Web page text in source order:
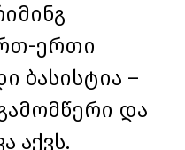
ერთი
ბასისტია –
და
აქვს.